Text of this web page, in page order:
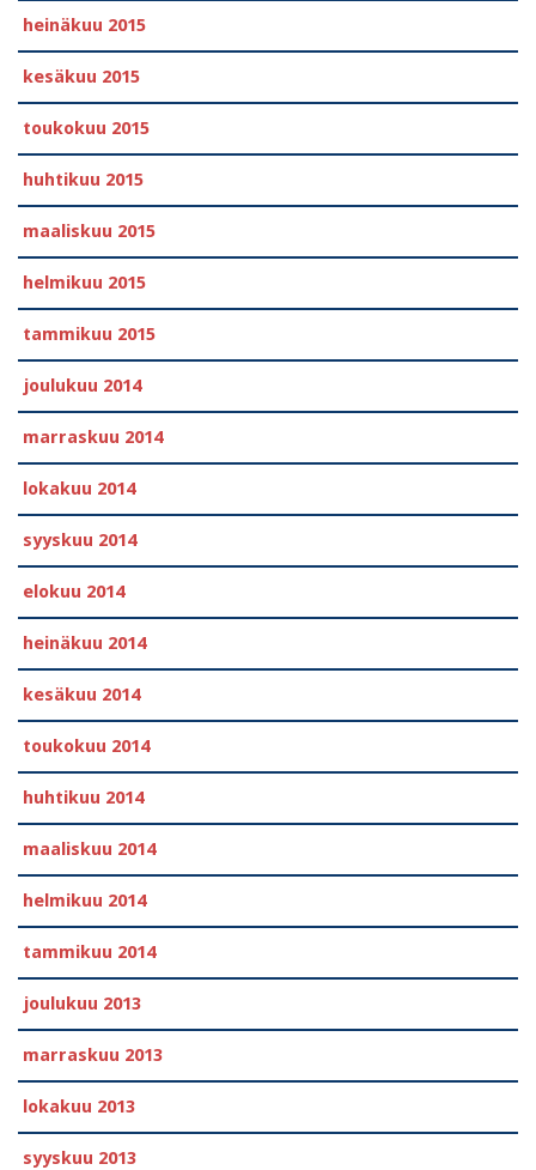
heinäkuu 2015
kesäkuu 2015
toukokuu 2015
huhtikuu 2015
maaliskuu 2015
helmikuu 2015
tammikuu 2015
joulukuu 2014
marraskuu 2014
lokakuu 2014
syyskuu 2014
elokuu 2014
heinäkuu 2014
kesäkuu 2014
toukokuu 2014
huhtikuu 2014
maaliskuu 2014
helmikuu 2014
tammikuu 2014
joulukuu 2013
marraskuu 2013
lokakuu 2013
syyskuu 2013